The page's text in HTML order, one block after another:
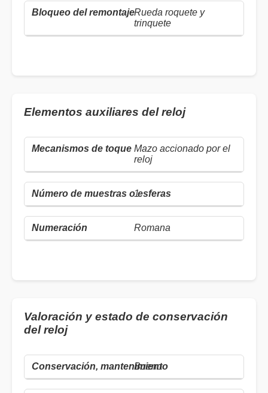
Rueda roquete y
trinquete
Elementos auxiliares del reloj
Mazo accionado por el
reloj
1
Romana
Valoración y estado de conservación
del reloj
Bueno